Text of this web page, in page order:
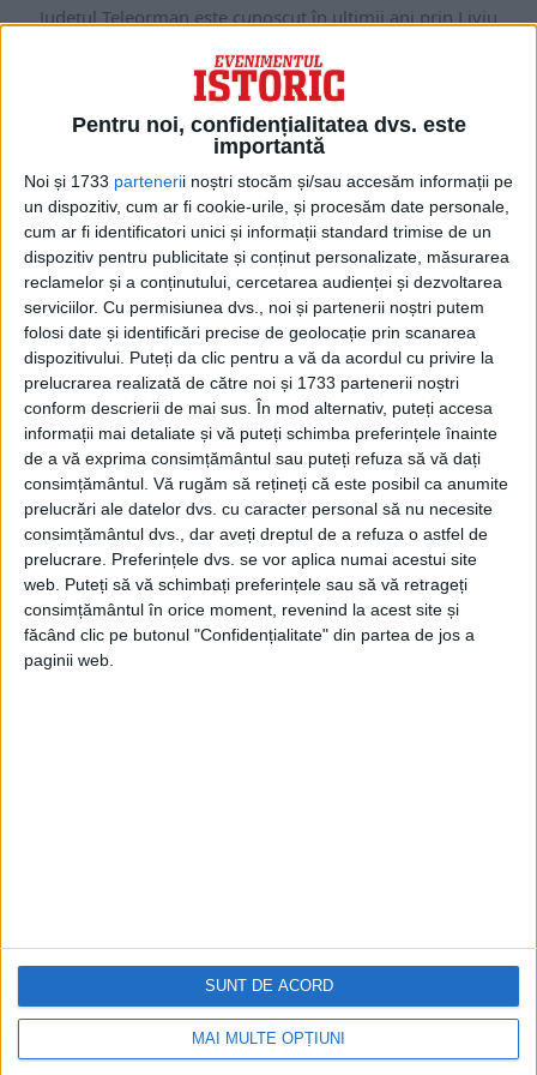
Pentru noi, confidențialitatea dvs. este
importantă
Noi și 1733 partenerii noștri stocăm și/sau accesăm informații pe
un dispozitiv, cum ar fi cookie-urile, și procesăm date personale,
cum ar fi identificatori unici și informații standard trimise de un
dispozitiv pentru publicitate și conținut personalizate, măsurarea
reclamelor și a conținutului, cercetarea audienței și dezvoltarea
serviciilor. Cu permisiunea dvs., noi și partenerii noștri putem
folosi date și identificări precise de geolocație prin scanarea
dispozitivului. Puteți da clic pentru a vă da acordul cu privire la
prelucrarea realizată de către noi și 1733 partenerii noștri
conform descrierii de mai sus. În mod alternativ, puteți accesa
informații mai detaliate și vă puteți schimba preferințele înainte
de a vă exprima consimțământul sau puteți refuza să vă dați
consimțământul. Vă rugăm să rețineți că este posibil ca anumite
prelucrări ale datelor dvs. cu caracter personal să nu necesite
consimțământul dvs., dar aveți dreptul de a refuza o astfel de
prelucrare. Preferințele dvs. se vor aplica numai acestui site
web. Puteți să vă schimbați preferințele sau să vă retrageți
consimțământul în orice moment, revenind la acest site și
făcând clic pe butonul "Confidențialitate" din partea de jos a
paginii web.
MAI MULTE OPȚIUNI
SUNT DE ACORD
Județul Teleorman este cunoscut în ultimii ani prin Liviu
ARTICOLE ONLINE
Zaharia Stancu îl provoacă la duel pe Petru Comarnescu.
Cavalerii de Curlanda
În vara lui 1932, în grădina casei lui Mac Constantinescu şi a
Floriei Capsali, la inițiativa...
Doctorul Zilei
Infoactual
EVZ Comunicate